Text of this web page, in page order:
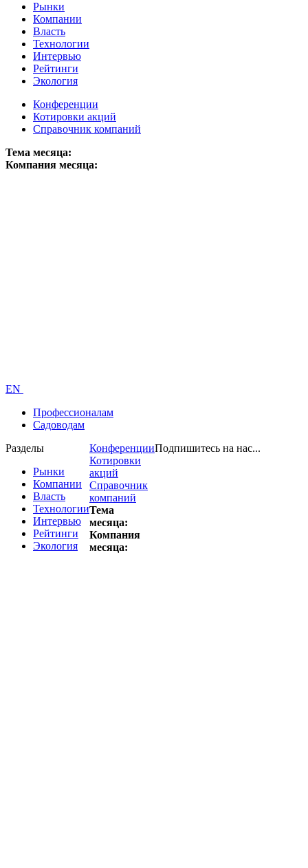
Рынки
Компании
Власть
Технологии
Интервью
Рейтинги
Экология
Конференции
Котировки акций
Справочник компаний
Тема месяца:
Компания месяца:
EN
Профессионалам
Садоводам
Разделы
Рынки
Компании
Власть
Технологии
Интервью
Рейтинги
Экология
Конференции
Котировки
акций
Справочник
компаний
Тема
месяца:
Компания
месяца:
Подпишитесь на нас...